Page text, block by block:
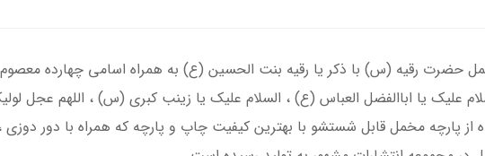
حضرت رقیه (س) با ذکر یا رقیه بنت الحسین (ع) به همراه اسامی چهارده
علیک یا اباالفضل العباس (ع) ، السلام علیک یا زینب کبری (س) ، اللهم عجل
از پارچه مخمل قابل شستشو با بهترین کیفیت چاپ و پارچه که همراه با دور